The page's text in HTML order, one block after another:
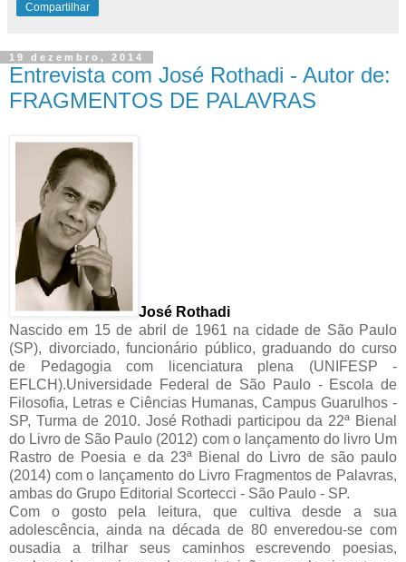
Compartilhar
19 dezembro, 2014
Entrevista com José Rothadi - Autor de:
FRAGMENTOS DE PALAVRAS
José Rothadi
Nascido em 15 de abril de 1961 na cidade de São Paulo
(SP), divorciado, funcionário público, graduando do curso
de Pedagogia com licenciatura plena (UNIFESP -
EFLCH).Universidade Federal de São Paulo - Escola de
Filosofia, Letras e Ciências Humanas, Campus Guarulhos -
SP, Turma de 2010. José Rothadi participou da 22ª Bienal
do Livro de São Paulo (2012) com o lançamento do livro Um
Rastro de Poesia e da 23ª Bienal do Livro de são paulo
(2014) com o lançamento do Livro Fragmentos de Palavras,
ambas do Grupo Editorial Scortecci - São Paulo - SP.
Com o gosto pela leitura, que cultiva desde a sua
adolescência, ainda na década de 80 enveredou-se com
ousadia a trilhar seus caminhos escrevendo poesias,